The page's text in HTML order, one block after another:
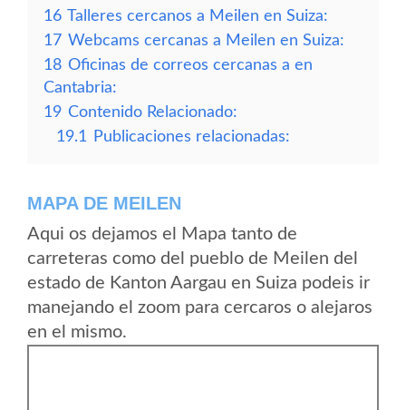
16 Talleres cercanos a Meilen en Suiza:
17 Webcams cercanas a Meilen en Suiza:
18 Oficinas de correos cercanas a en
Cantabria:
19 Contenido Relacionado:
19.1
Publicaciones relacionadas:
MAPA DE MEILEN
Aqui os dejamos el Mapa tanto de
carreteras como del pueblo de Meilen del
estado de Kanton Aargau en Suiza podeis ir
manejando el zoom para cercaros o alejaros
en el mismo.